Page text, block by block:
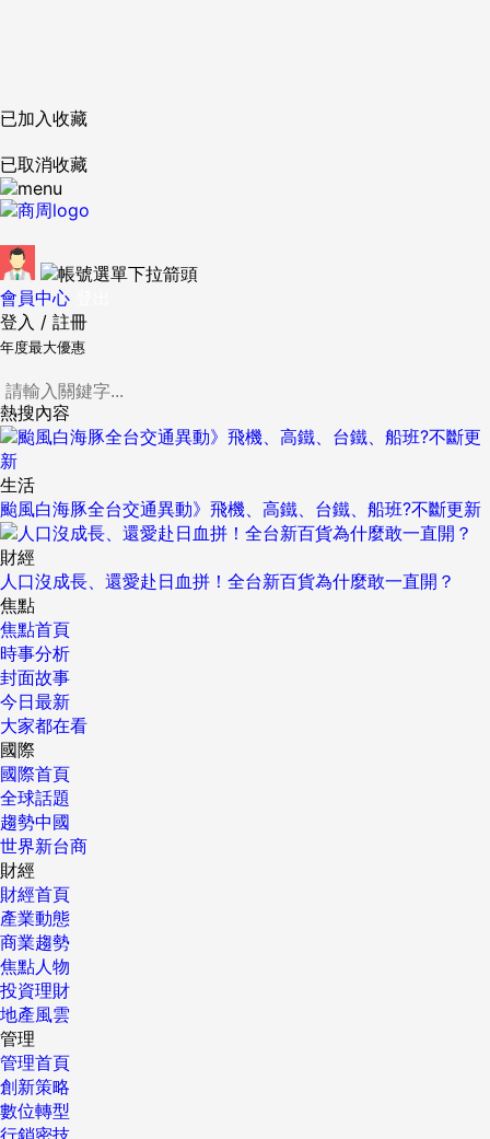
已加入收藏
已取消收藏
會員中心
登入 / 註冊
年度最大優惠
熱搜內容
生活
颱風白海豚全台交通異動》飛機、高鐵、台鐵、船班?不斷更新
財經
人口沒成長、還愛赴日血拼！全台新百貨為什麼敢一直開？
焦點
焦點首頁
時事分析
封面故事
今日最新
大家都在看
國際
國際首頁
全球話題
趨勢中國
世界新台商
財經
財經首頁
產業動態
商業趨勢
焦點人物
投資理財
地產風雲
管理
管理首頁
創新策略
數位轉型
行銷密技